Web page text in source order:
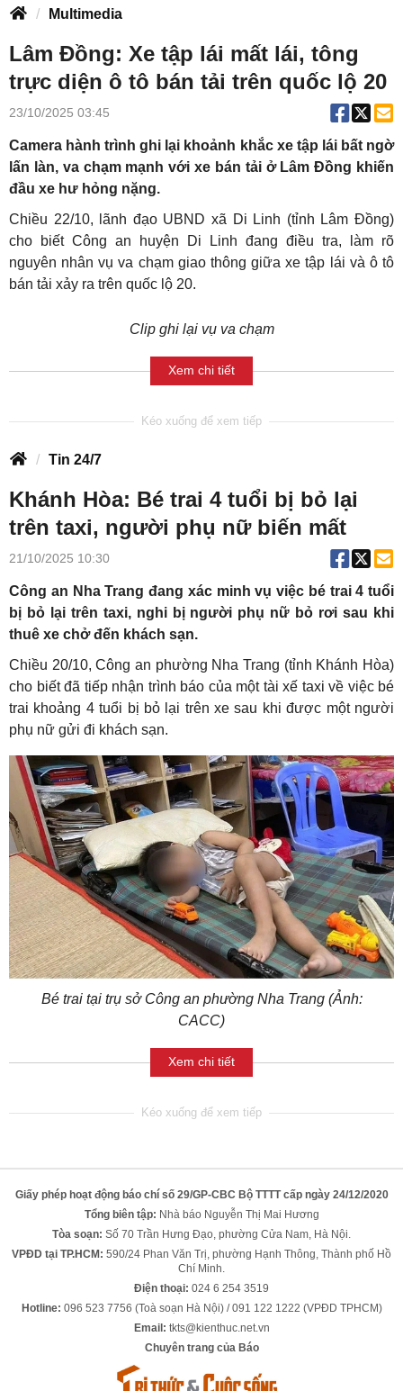
Multimedia
Lâm Đồng: Xe tập lái mất lái, tông
trực diện ô tô bán tải trên quốc lộ 20
23/10/2025 03:45
Camera hành trình ghi lại khoảnh khắc xe tập lái bất ngờ
lấn làn, va chạm mạnh với xe bán tải ở Lâm Đồng khiến
đầu xe hư hỏng nặng.
Chiều 22/10, lãnh đạo UBND xã Di Linh (tỉnh Lâm Đồng)
cho biết Công an huyện Di Linh đang điều tra, làm rõ
nguyên nhân vụ va chạm giao thông giữa xe tập lái và ô tô
bán tải xảy ra trên quốc lộ 20.
Clip ghi lại vụ va chạm
Xem chi tiết
Tin 24/7
Khánh Hòa: Bé trai 4 tuổi bị bỏ lại
trên taxi, người phụ nữ biến mất
21/10/2025 10:30
Công an Nha Trang đang xác minh vụ việc bé trai 4 tuổi
bị bỏ lại trên taxi, nghi bị người phụ nữ bỏ rơi sau khi
thuê xe chở đến khách sạn.
Chiều 20/10, Công an phường Nha Trang (tỉnh Khánh Hòa)
cho biết đã tiếp nhận trình báo của một tài xế taxi về việc bé
trai khoảng 4 tuổi bị bỏ lại trên xe sau khi được một người
phụ nữ gửi đi khách sạn.
Bé trai tại trụ sở Công an phường Nha Trang (Ảnh:
CACC)
Xem chi tiết
Giấy phép hoạt động báo chí số 29/GP-CBC Bộ TTTT cấp ngày 24/12/2020
Tổng biên tập: Nhà báo Nguyễn Thị Mai Hương
Tòa soạn: Số 70 Trần Hưng Đạo, phường Cửa Nam, Hà Nội.
VPĐD tại TP.HCM: 590/24 Phan Văn Trị, phường Hạnh Thông, Thành phố Hồ
Chí Minh.
Điện thoại: 024 6 254 3519
Hotline: 096 523 7756 (Toà soạn Hà Nội) / 091 122 1222 (VPĐD TPHCM)
Email: tkts@kienthuc.net.vn
Chuyên trang của Báo